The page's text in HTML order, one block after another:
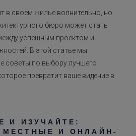
в своем жилье волнительно, но
бюро может стать
успешным проектом и
В этой статье мы
советы по выбору лучшего
превратит ваше видение в
И ИЗУЧАЙТЕ:
МЕСТНЫЕ И ОНЛАЙН-